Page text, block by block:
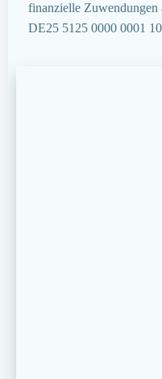
finanzielle
DE25 5125 0000 0001